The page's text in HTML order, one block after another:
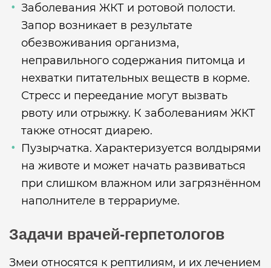
Заболевания ЖКТ и ротовой полости.
Запор возникает в результате
обезвоживания организма,
неправильного содержания питомца и
нехватки питательных веществ в корме.
Стресс и переедание могут вызвать
рвоту или отрыжку. К заболеваниям ЖКТ
также относят диарею.
Пузырчатка. Характеризуется волдырями
на животе и может начать развиваться
при слишком влажном или загрязнённом
наполнителе в террариуме.
Задачи врачей-герпетологов
Змеи относятся к рептилиям, и их лечением